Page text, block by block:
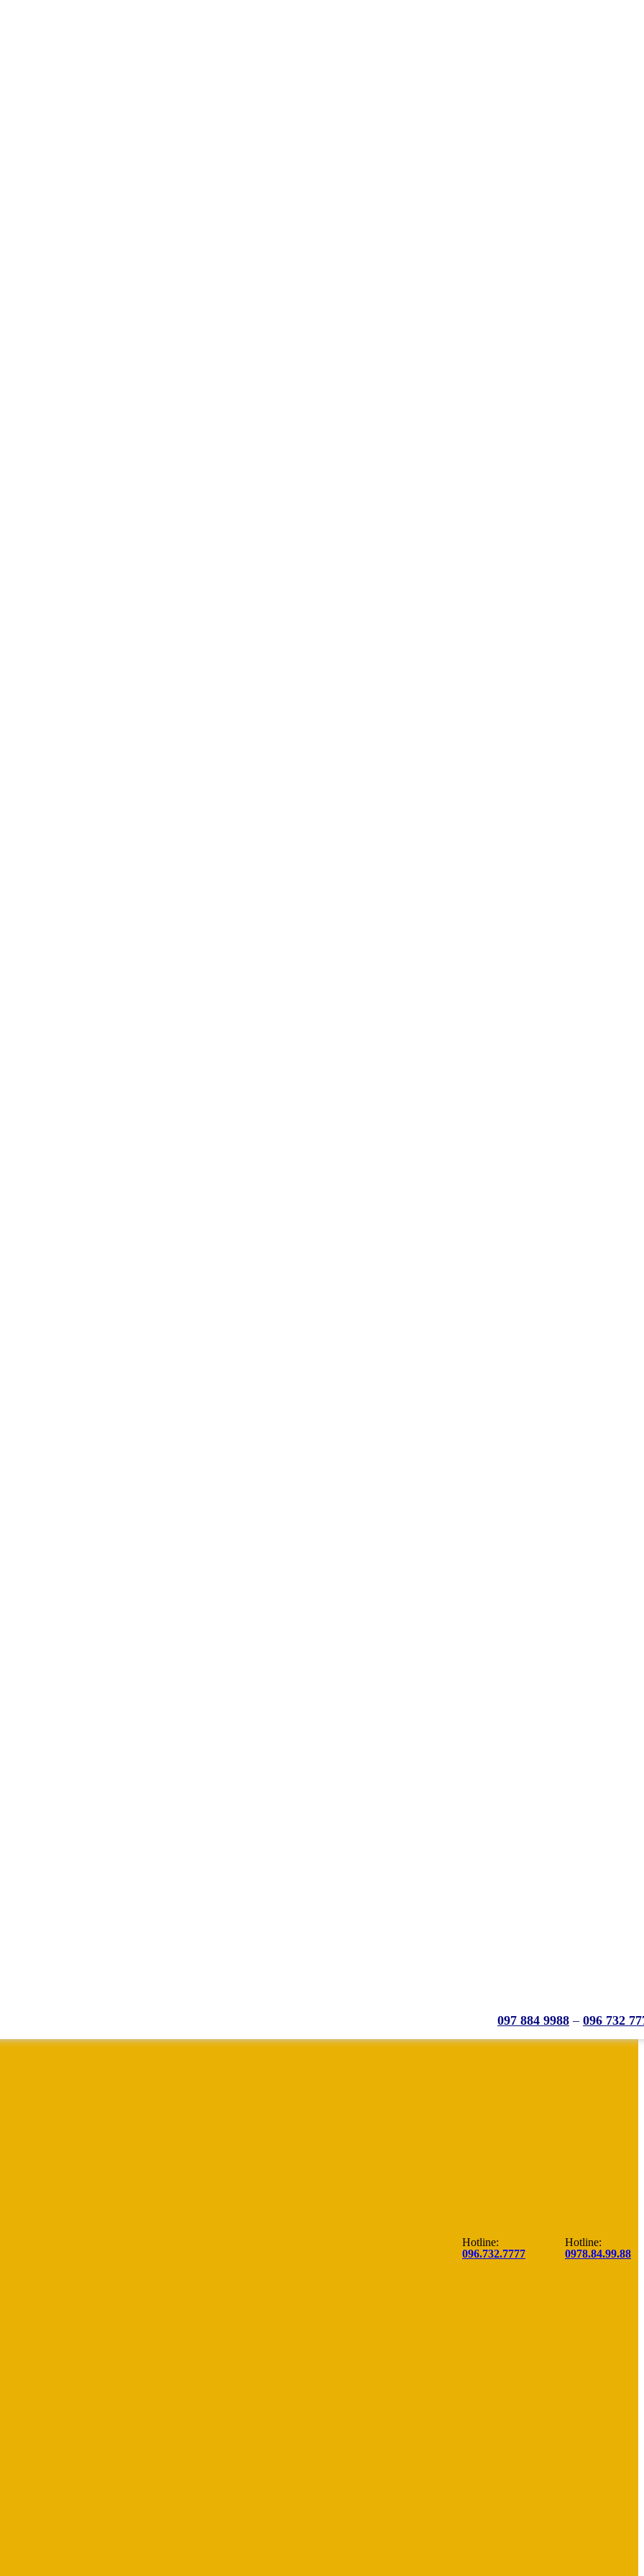
Hotline:
096.732.7777
Hotline:
0978.84.99.88
097 884 9988 – 096 732